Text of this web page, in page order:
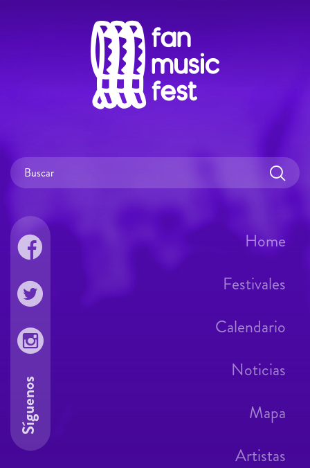
Home
Festivales
Calendario
Noticias
Mapa
Artistas
Síguenos